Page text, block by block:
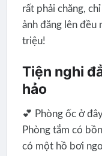
rất phải chăng,
ảnh đăng lên đều
triệu!
Tiện nghi
hảo
💕 Phòng ốc ở
Phòng tắm có
có một hồ bơi